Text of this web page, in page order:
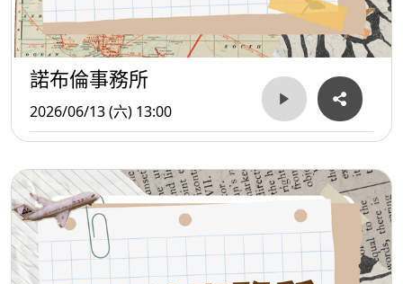
諾布倫事務所
2026/06/13 (六) 13:00